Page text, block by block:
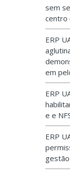
sem
centro
ERP
em
ERP
e e
ERP